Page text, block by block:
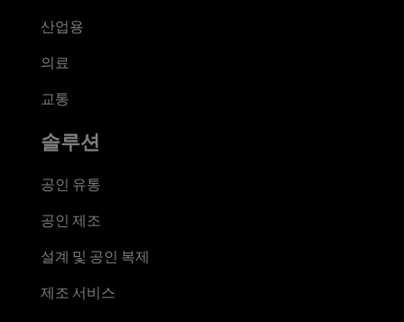
산업용
의료
교통
솔루션
공인 유통
공인 제조
설계 및 공인 복제
제조 서비스